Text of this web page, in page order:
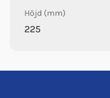
Höjd (mm)
225